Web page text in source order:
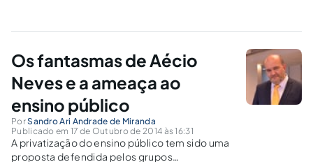
Os fantasmas de Aécio
Neves e a ameaça ao
ensino público
PorSandro Ari Andrade de Miranda
Publicado em 17 de Outubro de 2014 às 16:31
A privatização do ensino público tem sido uma
proposta defendida pelos grupos